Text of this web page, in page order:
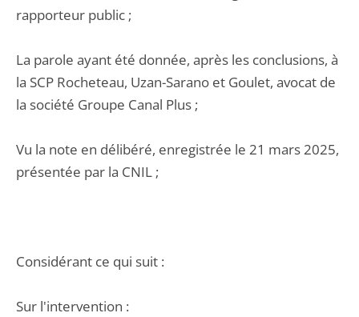
rapporteur public ;
La parole ayant été donnée, après les conclusions, à
la SCP Rocheteau, Uzan-Sarano et Goulet, avocat de
la société Groupe Canal Plus ;
Vu la note en délibéré, enregistrée le 21 mars 2025,
présentée par la CNIL ;
Considérant ce qui suit :
Sur l'intervention :